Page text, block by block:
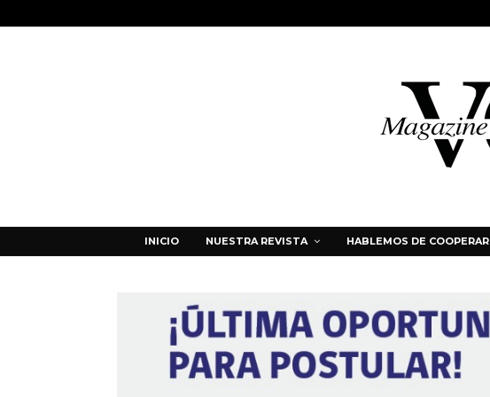
INICIO NUESTRA REVISTA HABLEMOS DE COOPERAR